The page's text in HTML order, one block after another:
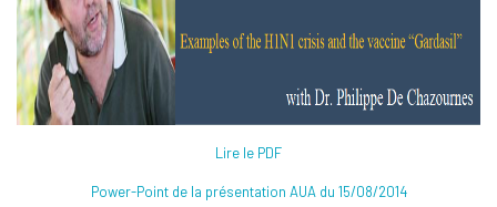
Lire le PDF
Power-Point de la présentation AUA du 15/08/2014